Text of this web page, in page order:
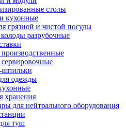
столы
кухонные
грязной и чистой посуды
разрубочные
шпильки
одежды
хранения
для нейтрального оборудования
туш